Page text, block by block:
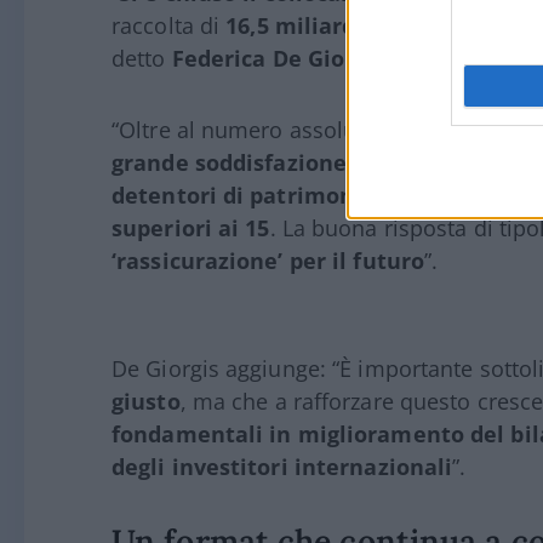
raccolta di 16,5 miliardi di euro.
detto Federica De Giorgis , senior
“Oltre al numero assoluto di ammontare
grande soddisfazione è la presenza
detentori di patrimoni importanti.
superiori ai 15. La buona risposta di
‘rassicurazione’ per il futuro”.
De Giorgis aggiunge: “È importante
giusto, ma che a rafforzare questo
fondamentali in miglioramento del
degli investitori internazionali”.